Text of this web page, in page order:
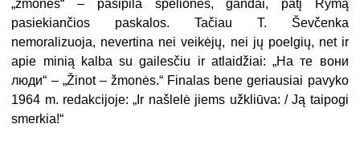
„žmonės“ – pasipila spėlionės, gandai, patį Rymą
pasiekiančios paskalos. Tačiau T. Ševčenka
nemoralizuoja, nevertina nei veikėjų, nei jų poelgių, net ir
apie minią kalba su gailesčiu ir atlaidžiai: „На те вони
люди“ – „Žinot – žmonės.“ Finalas bene geriausiai pavyko
1964 m. redakcijoje: „Ir našlelė jiems užkliūva: / Ją taipogi
smerkia!“